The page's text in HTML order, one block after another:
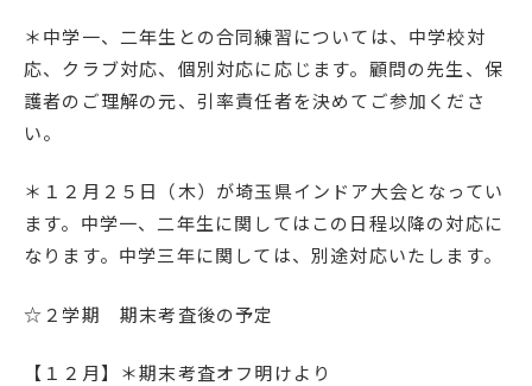
＊中学一、二年生との合同練習については、中学校対
応、クラブ対応、個別対応に応じます。顧問の先生、保
護者のご理解の元、引率責任者を決めてご参加くださ
い。
＊１２月２５日（木）が埼玉県インドア大会となってい
ます。中学一、二年生に関してはこの日程以降の対応に
なります。中学三年に関しては、別途対応いたします。
☆２学期 期末考査後の予定
【１２月】＊期末考査オフ明けより